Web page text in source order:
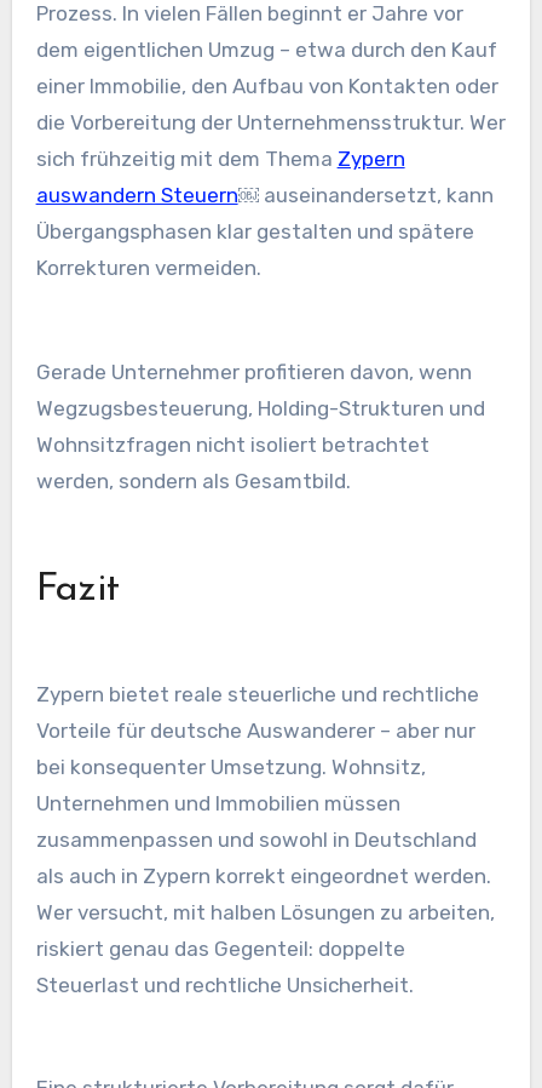
Prozess. In vielen Fällen beginnt er Jahre vor
dem eigentlichen Umzug – etwa durch den Kauf
einer Immobilie, den Aufbau von Kontakten oder
die Vorbereitung der Unternehmensstruktur. Wer
sich frühzeitig mit dem Thema Zypern
auswandern Steuern￼ auseinandersetzt, kann
Übergangsphasen klar gestalten und spätere
Korrekturen vermeiden.
Gerade Unternehmer profitieren davon, wenn
Wegzugsbesteuerung, Holding-Strukturen und
Wohnsitzfragen nicht isoliert betrachtet
werden, sondern als Gesamtbild.
Fazit
Zypern bietet reale steuerliche und rechtliche
Vorteile für deutsche Auswanderer – aber nur
bei konsequenter Umsetzung. Wohnsitz,
Unternehmen und Immobilien müssen
zusammenpassen und sowohl in Deutschland
als auch in Zypern korrekt eingeordnet werden.
Wer versucht, mit halben Lösungen zu arbeiten,
riskiert genau das Gegenteil: doppelte
Steuerlast und rechtliche Unsicherheit.